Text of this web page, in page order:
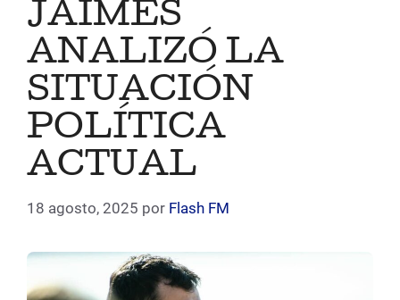
JAIMES
ANALIZÓ LA
SITUACIÓN
POLÍTICA
ACTUAL
18 agosto, 2025 por Flash FM